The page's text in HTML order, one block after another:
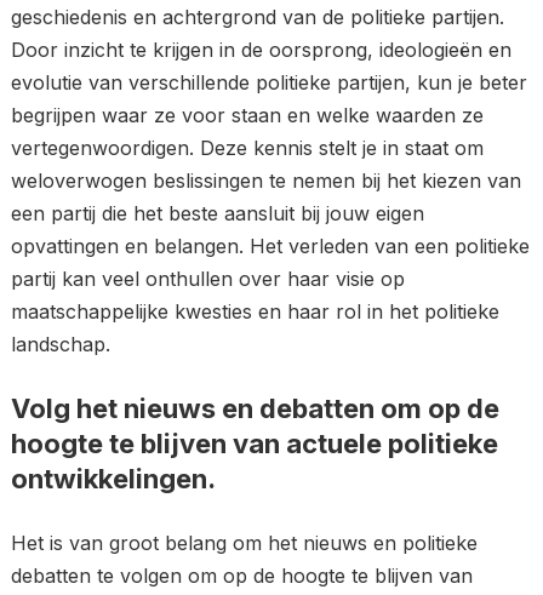
geschiedenis en achtergrond van de politieke partijen.
Door inzicht te krijgen in de oorsprong, ideologieën en
evolutie van verschillende politieke partijen, kun je beter
begrijpen waar ze voor staan en welke waarden ze
vertegenwoordigen. Deze kennis stelt je in staat om
weloverwogen beslissingen te nemen bij het kiezen van
een partij die het beste aansluit bij jouw eigen
opvattingen en belangen. Het verleden van een politieke
partij kan veel onthullen over haar visie op
maatschappelijke kwesties en haar rol in het politieke
landschap.
Volg het nieuws en debatten om op de
hoogte te blijven van actuele politieke
ontwikkelingen.
Het is van groot belang om het nieuws en politieke
debatten te volgen om op de hoogte te blijven van